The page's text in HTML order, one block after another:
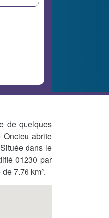
de quelques
abrite
dans le
01230 par
7.76 km².